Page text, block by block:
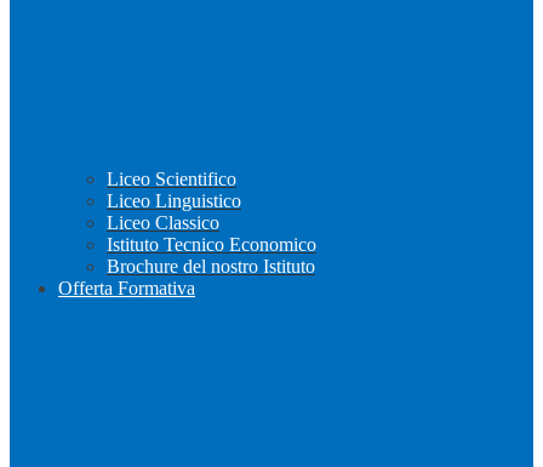
Liceo Scientifico
Liceo Linguistico
Liceo Classico
Istituto Tecnico Economico
Brochure del nostro Istituto
Offerta Formativa